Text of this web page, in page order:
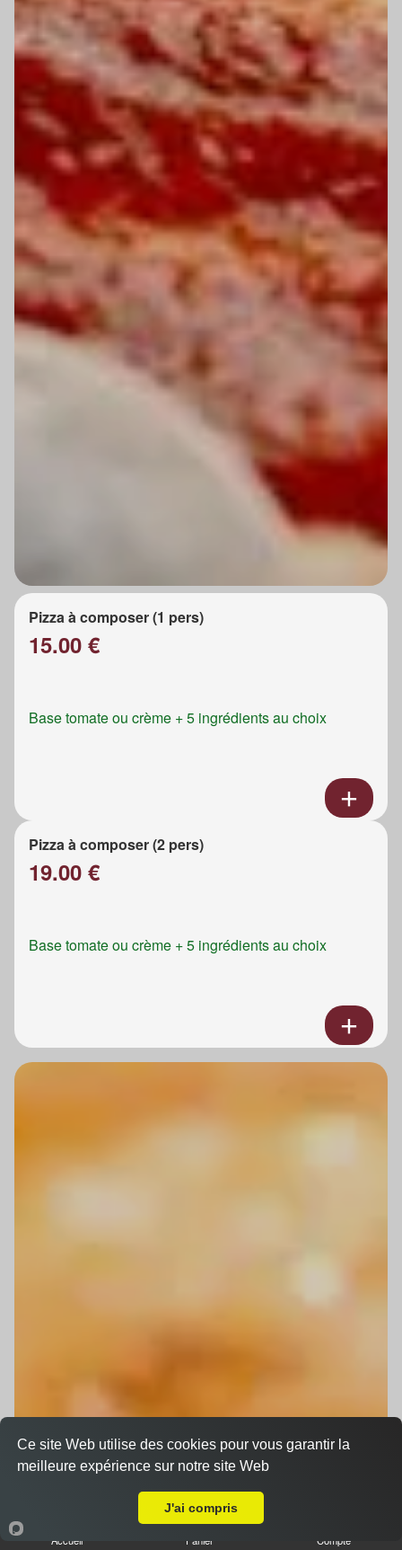
Pizza à composer (1 pers)
15.00 €
Base tomate ou crème + 5 ingrédients au choix
Pizza à composer (2 pers)
19.00 €
Base tomate ou crème + 5 ingrédients au choix
Accueil Panier Compte
Ce site Web utilise des cookies pour vous garantir la
meilleure expérience sur notre site Web
J'ai compris